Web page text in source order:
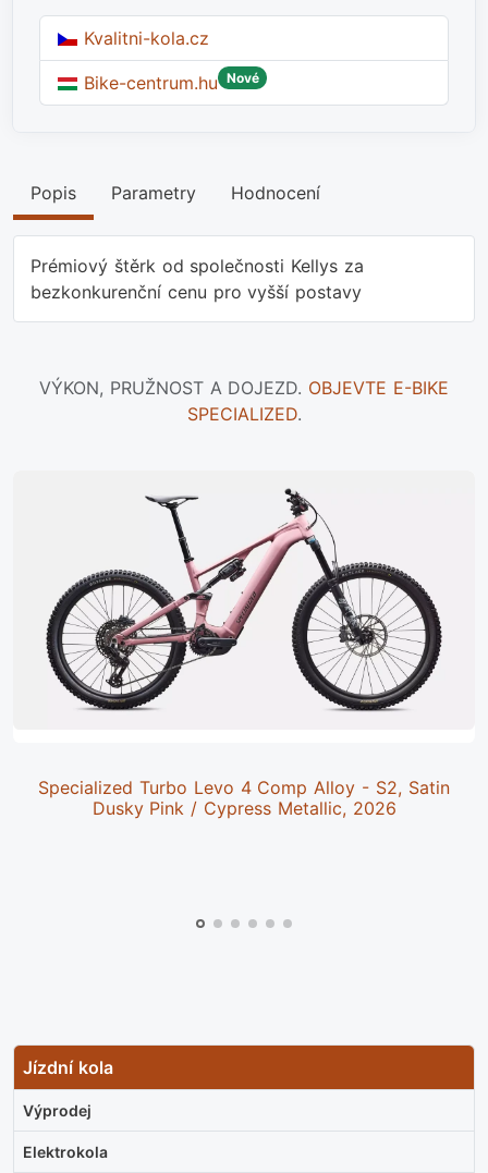
Jízdní kola
Výprodej
Elektrokola
Kvalitni-kola.cz
Bike-centrum.hu Nové
Popis Parametry Hodnocení
Prémiový štěrk od společnosti Kellys za
bezkonkurenční cenu pro vyšší postavy
VÝKON, PRUŽNOST A DOJEZD. OBJEVTE E-BIKE
SPECIALIZED.
Specialized Turbo Levo 4 Comp Alloy - S2, Satin
Dusky Pink / Cypress Metallic, 2026